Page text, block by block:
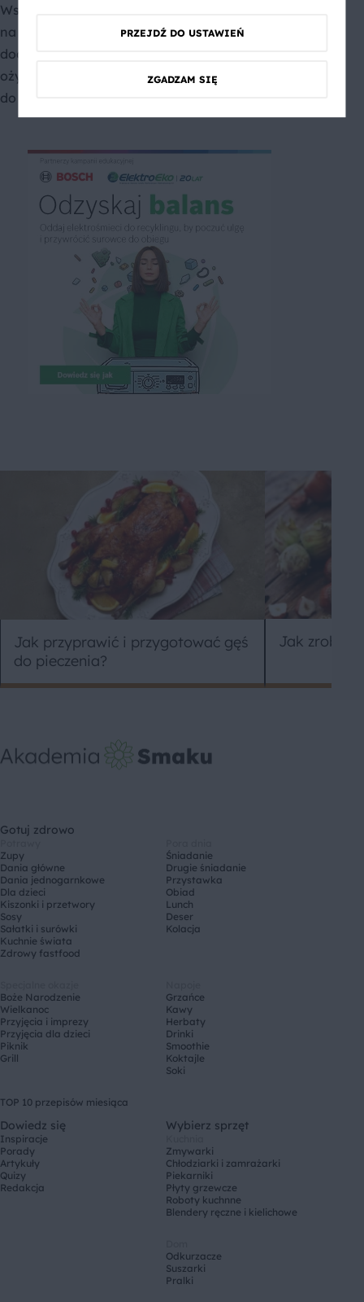
Wszystkie kwiaty są w całości jadalne. Ze względu
na swoją delikatność oraz wygląd najczęściej
dodawane są jako element ozdobny. Piękne kolory
ożywią nawet najprostsze danie. Można dodawać je
do sałatek i deserów.
Jak przyprawić i przygotować gęś
do pieczenia?
Jak zrobić
Gotuj zdrowo
Zupy
Dania główne
Dania jednogarnkowe
Dla dzieci
Kiszonki i przetwory
Sosy
Sałatki i surówki
Kuchnie świata
Zdrowy fastfood
Śniadanie
Drugie śniadanie
Przystawka
Obiad
Lunch
Deser
Kolacja
Boże Narodzenie
Wielkanoc
Przyjęcia i imprezy
Przyjęcia dla dzieci
Piknik
Grill
Grzańce
Kawy
Herbaty
Drinki
Smoothie
Koktajle
Soki
TOP 10 przepisów miesiąca
Dowiedz się
Inspiracje
Porady
Artykuły
Quizy
Redakcja
Wybierz sprzęt
Zmywarki
Chłodziarki i zamrażarki
Piekarniki
Płyty grzewcze
Roboty kuchnne
Blendery ręczne i kielichowe
Odkurzacze
Suszarki
Pralki
PRZEJDŹ DO USTAWIEŃ
ZGADZAM SIĘ